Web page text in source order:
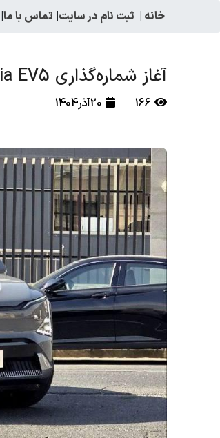
خانه | ثبت نام در سایت| تماس با ما|
آغاز شماره‌گذاری Kia EV5/ اولین خودرو برقی کیا
166 20آذر1404